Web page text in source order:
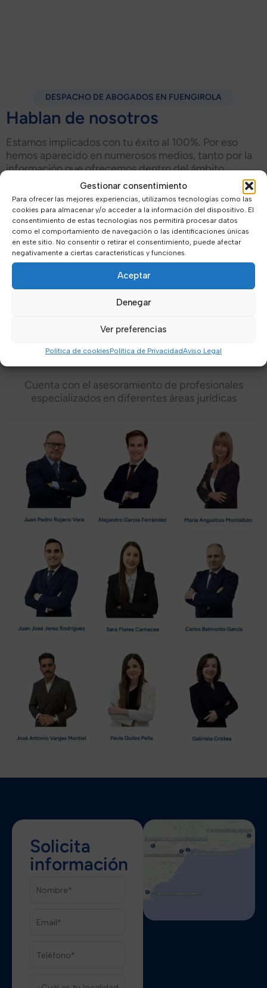
Gestionar consentimiento
Para ofrecer las mejores experiencias, utilizamos tecnologías como las
cookies para almacenar y/o acceder a la información del dispositivo. El
consentimiento de estas tecnologías nos permitirá procesar datos
como el comportamiento de navegación o las identificaciones únicas
en este sitio. No consentir o retirar el consentimiento, puede afectar
negativamente a ciertas características y funciones.
Aceptar
Denegar
Ver preferencias
Política de cookiesPolítica de PrivacidadAviso Legal
DESPACHO DE ABOGADOS EN FUENGIROLA
Hablan de nosotros
Estamos implicados con tu éxito al 100%. Por eso
hemos aparecido en numerosos medios, tanto por la
información que ofrecemos dentro del ámbito
judicial, como por la repecursión de nuestros casos.
Nuestro equipo
Cuenta con el asesoramiento de profesionales
especializados en diferentes áreas jurídicas
Solicita
información